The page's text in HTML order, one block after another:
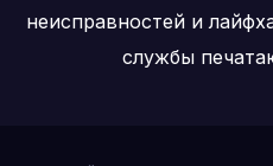
неисправностей и
службы